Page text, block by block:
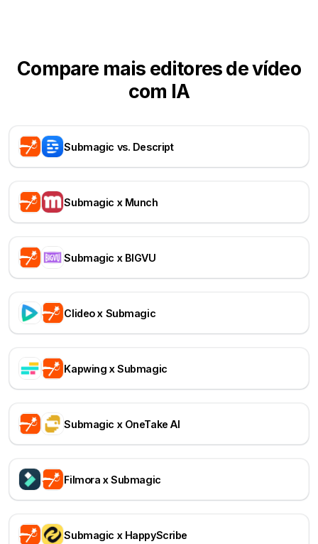
Compare mais editores de vídeo
com IA
Submagic vs. Descript
Submagic x Munch
Submagic x BIGVU
Clideo x Submagic
Kapwing x Submagic
Submagic x OneTake AI
Filmora x Submagic
Submagic x HappyScribe